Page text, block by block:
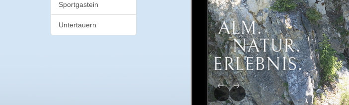
Sportgastein
Untertauern